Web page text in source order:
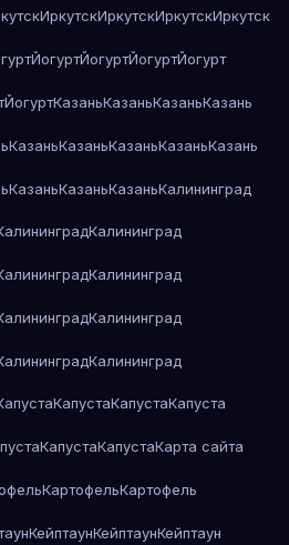
ИркутскИркутскИркутскИркутск
ЙогуртЙогуртЙогуртЙогурт
ЙогуртКазаньКазаньКазаньКазань
КазаньКазаньКазаньКазаньКазань
КазаньКазаньКазаньКалининград
Калининград
Калининград
Калининград
Калининград
КапустаКапустаКапуста
КапустаКапустаКарта сайта
КартофельКартофель
КейптаунКейптаунКейптаун